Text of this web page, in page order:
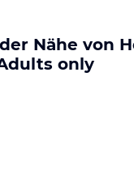
Nähe von
only